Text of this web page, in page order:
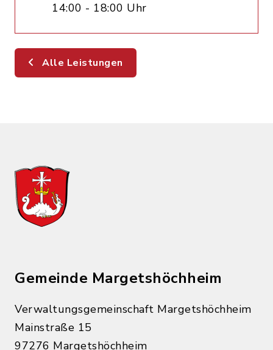
14:00 - 18:00 Uhr
Alle Leistungen
Gemeinde Margetshöchheim
Verwaltungsgemeinschaft Margetshöchheim
Mainstraße 15
97276 Margetshöchheim